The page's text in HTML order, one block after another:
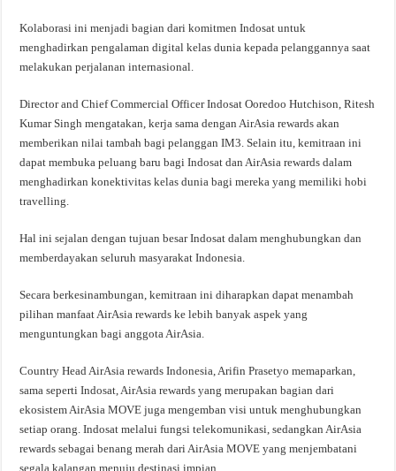
Kolaborasi ini menjadi bagian dari komitmen Indosat untuk
menghadirkan pengalaman digital kelas dunia kepada pelanggannya saat
melakukan perjalanan internasional.
Director and Chief Commercial Officer Indosat Ooredoo Hutchison, Ritesh
Kumar Singh mengatakan, kerja sama dengan AirAsia rewards akan
memberikan nilai tambah bagi pelanggan IM3. Selain itu, kemitraan ini
dapat membuka peluang baru bagi Indosat dan AirAsia rewards dalam
menghadirkan konektivitas kelas dunia bagi mereka yang memiliki hobi
travelling.
Hal ini sejalan dengan tujuan besar Indosat dalam menghubungkan dan
memberdayakan seluruh masyarakat Indonesia.
Secara berkesinambungan, kemitraan ini diharapkan dapat menambah
pilihan manfaat AirAsia rewards ke lebih banyak aspek yang
menguntungkan bagi anggota AirAsia.
Country Head AirAsia rewards Indonesia, Arifin Prasetyo memaparkan,
sama seperti Indosat, AirAsia rewards yang merupakan bagian dari
ekosistem AirAsia MOVE juga mengemban visi untuk menghubungkan
setiap orang. Indosat melalui fungsi telekomunikasi, sedangkan AirAsia
rewards sebagai benang merah dari AirAsia MOVE yang menjembatani
segala kalangan menuju destinasi impian.